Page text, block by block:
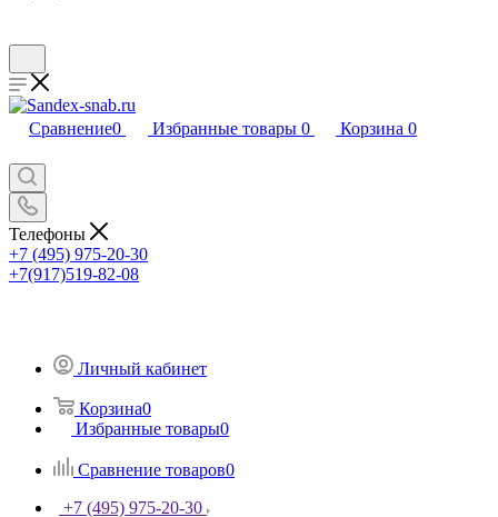
Сравнение0 Избранные товары 0 Корзина 0
Телефоны
+7 (495) 975-20-30
+7(917)519-82-08
Личный кабинет
Корзина0
Избранные товары0
Сравнение товаров0
+7 (495) 975-20-30